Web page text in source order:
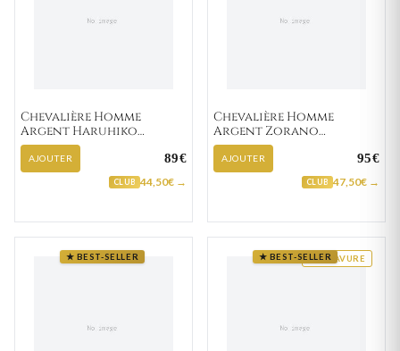
Chevalière Homme
Argent Haruhiko
Zirconium
AJOUTER 89€
CLUB 44,50€ →
Chevalière Homme
Argent Zorano
Zirconium
AJOUTER 95€
CLUB 47,50€ →
★ BEST-SELLER GRAVURE
★ BEST-SELLER